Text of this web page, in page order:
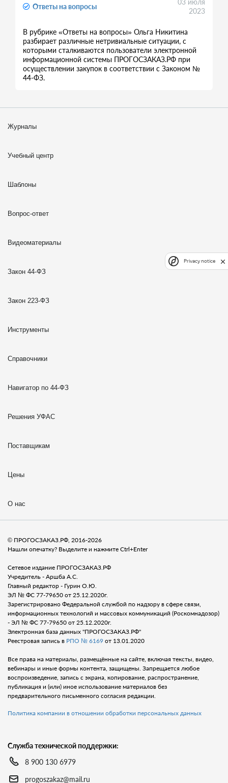
Ответы на вопросы
03 июля
2023
В рубрике «Ответы на вопросы» Ольга Никитина
разбирает различные нетривиальные ситуации, с
которыми сталкиваются пользователи электронной
информационной системы ПРОГОСЗАКАЗ.РФ при
осуществлении закупок в соответствии с Законом №
44-ФЗ.
Журналы
Учебный центр
Шаблоны
Вопрос-ответ
Видеоматериалы
Закон 44-ФЗ
Закон 223-ФЗ
Инструменты
Справочники
Навигатор по 44-ФЗ
Решения УФАС
Поставщикам
Цены
О нас
© ПРОГОСЗАКАЗ.РФ, 2016-2026
Нашли опечатку? Выделите и нажмите Ctrl+Enter
Сетевое издание ПРОГОСЗАКАЗ.РФ
Учредитель - Аршба А.С.
Главный редактор - Гурин О.Ю.
ЭЛ № ФС 77-79650 от 25.12.2020г.
Зарегистрировано Федеральной службой по надзору в сфере связи,
информационных технологий и массовых коммуникаций (Роскомнадозор)
- ЭЛ № ФС 77-79650 от 25.12.2020г.
Электронная база данных "ПРОГОСЗАКАЗ.РФ"
Реестровая запись в РПО № 6169 от 13.01.2020
Все права на материалы, размещённые на сайте, включая тексты, видео,
вебинары и иные формы контента, защищены. Запрещается любое
воспроизведение, запись с экрана, копирование, распространение,
публикация и (или) иное использование материалов без
предварительного письменного согласия редакции.
Политика компании в отношении обработки персональных данных
Служба технической поддержки:
8 900 130 6979
progoszakaz@mail.ru
Privacy notice